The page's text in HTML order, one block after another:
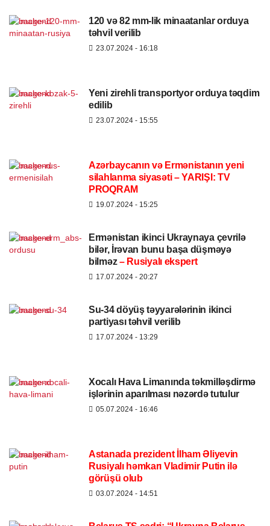
120 və 82 mm-lik minaatanlar orduya
təhvil verilib
23.07.2024 - 16:18
Yeni zirehli transportyor orduya təqdim
edilib
23.07.2024 - 15:55
Azərbaycanın və Ermənistanın yeni
silahlanma siyasəti – YARIŞI: TV
PROQRAM
19.07.2024 - 15:25
Ermənistan ikinci Ukraynaya çevrilə
bilər, İrəvan bunu başa düşməyə
bilməz– Rusiyalı ekspert
17.07.2024 - 20:27
Su-34 döyüş təyyarələrinin ikinci
partiyası təhvil verilib
17.07.2024 - 13:29
Xocalı Hava Limanında təkmilləşdirmə
işlərinin aparılması nəzərdə tutulur
05.07.2024 - 16:46
Astanada prezident İlham Əliyevin
Rusiyalı həmkarı Vladimir Putin ilə
görüşü olub
03.07.2024 - 14:51